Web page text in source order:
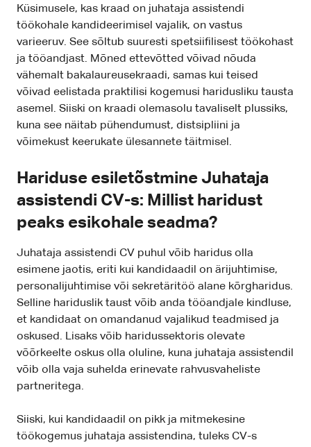
Küsimusele, kas kraad on juhataja assistendi
töökohale kandideerimisel vajalik, on vastus
varieeruv. See sõltub suuresti spetsiifilisest töökohast
ja tööandjast. Mõned ettevõtted võivad nõuda
vähemalt bakalaureusekraadi, samas kui teised
võivad eelistada praktilisi kogemusi haridusliku tausta
asemel. Siiski on kraadi olemasolu tavaliselt plussiks,
kuna see näitab pühendumust, distsipliini ja
võimekust keerukate ülesannete täitmisel.
Hariduse esiletõstmine Juhataja
assistendi CV-s: Millist haridust
peaks esikohale seadma?
Juhataja assistendi CV puhul võib haridus olla
esimene jaotis, eriti kui kandidaadil on ärijuhtimise,
personalijuhtimise või sekretäritöö alane kõrgharidus.
Selline hariduslik taust võib anda tööandjale kindluse,
et kandidaat on omandanud vajalikud teadmised ja
oskused. Lisaks võib haridussektoris olevate
võõrkeelte oskus olla oluline, kuna juhataja assistendil
võib olla vaja suhelda erinevate rahvusvaheliste
partneritega.
Siiski, kui kandidaadil on pikk ja mitmekesine
töökogemus juhataja assistendina, tuleks CV-s